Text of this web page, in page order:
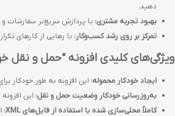
دهید.
بهبود تجربه مشتری:با پردازش سریع‌تر سفارشات
تمرکز بر روی رشد کسب‌وکار:با رهایی از کارهای
ویژگی‌های کلیدی افزونه “حمل و نقل
ایجاد خودکار محموله:این افزونه به طور خودکار
به‌روزرسانی خودکار وضعیت حمل و نقل:این
کاملاً محلی‌سازی شده با استفاده از فایل‌های XML: